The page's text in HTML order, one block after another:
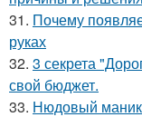
31. Почему
руках
32. 3 секрета
свой бюджет.
33. Нюдовый